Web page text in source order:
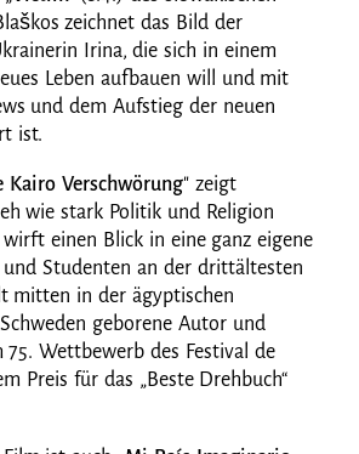
zeichnet das Bild der
Irina, die sich in einem
Leben aufbauen will und mit
und dem Aufstieg der neuen
ist.
Kairo Verschwörung" zeigt
wie stark Politik und Religion
einen Blick in eine ganz eigene
Studenten an der drittältesten
mitten in der ägyptischen
geborene Autor und
75. Wettbewerb des Festival de
Preis für das „Beste Drehbuch“